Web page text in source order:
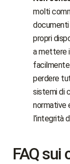
molti
documenti
propri
a mettere
perdere
sistemi di
normative
l’integrità
FAQ